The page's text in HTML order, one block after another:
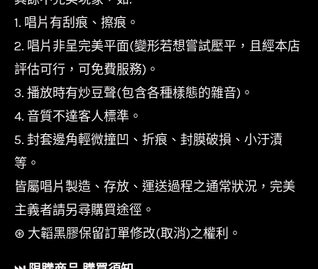
1. 唱片有刮痕、擦痕。
2. 唱片非呈完美平面(變形若想嘗試壓平，且經本店
評估可行，可免費服務)。
3. 播放時有炒豆聲(包含各種樣態的雜音)。
4. 音質不達客人標準。
5. 封套邊角輕微撞凹、折痕、封膜破損、小汙漬
等。
皆屬唱片製造、存放、運送過程之通常狀況，完美
主義者請另尋購買途徑。
⊛ 大韜黑膠保留訂單修改(取消)之權利。